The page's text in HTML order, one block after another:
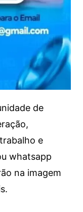
de
e
whatsapp
na imagem